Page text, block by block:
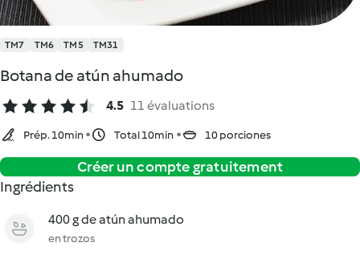
TM7 TM6 TM5 TM31
Botana de atún ahumado
4.5 11 évaluations
Prép. 10min Total 10min 10 porciones
Créer un compte gratuitement
Ingrédients
400 g de atún ahumado
en trozos